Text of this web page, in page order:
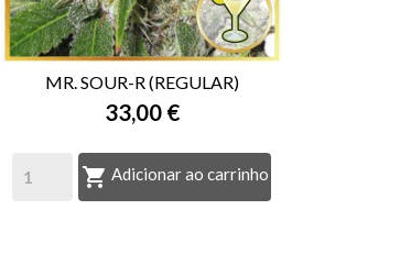
VISTA RÁPIDA
MR. SOUR-R (REGULAR)
33,00 €
 Adicionar ao carrinho